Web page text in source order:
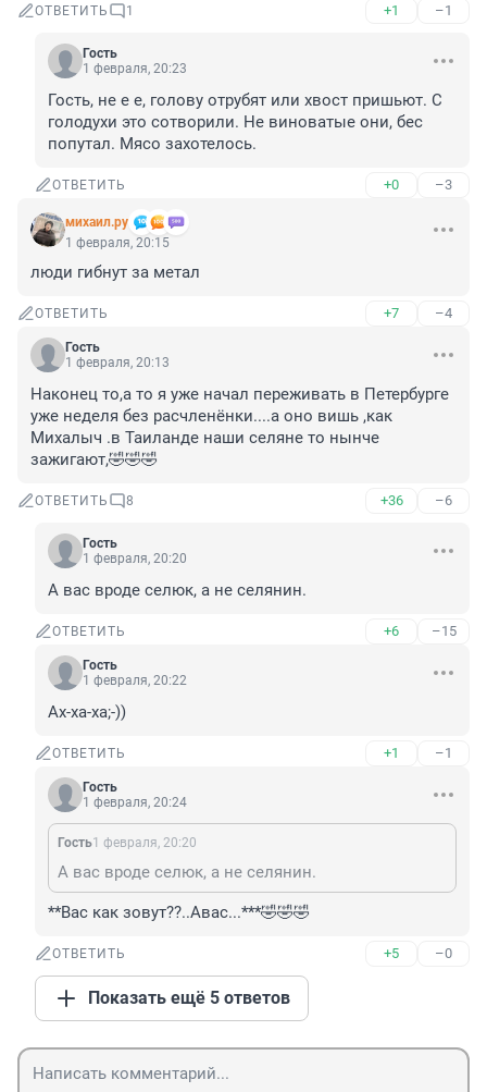
ОТВЕТИТЬ 1 +1 –1
Гость
1 февраля, 20:23
Гость, не е е, голову отрубят или хвост пришьют. С
голодухи это сотворили. Не виноватые они, бес
попутал. Мясо захотелось.
ОТВЕТИТЬ +0 –3
михаил.ру
1 февраля, 20:15
люди гибнут за метал
ОТВЕТИТЬ +7 –4
Гость
1 февраля, 20:13
Наконец то,а то я уже начал переживать в Петербурге
уже неделя без расчленёнки....а оно вишь ,как
Михалыч .в Таиланде наши селяне то нынче
зажигают,🤣🤣🤣
ОТВЕТИТЬ 8 +36 –6
Гость
1 февраля, 20:20
А вас вроде селюк, а не селянин.
ОТВЕТИТЬ +6 –15
Гость
1 февраля, 20:22
Ах-ха-ха;-))
ОТВЕТИТЬ +1 –1
Гость
1 февраля, 20:24
Гость1 февраля, 20:20
А вас вроде селюк, а не селянин.
**Вас как зовут??..Авас...***🤣🤣🤣
ОТВЕТИТЬ +5 –0
Показать ещё 5 ответов